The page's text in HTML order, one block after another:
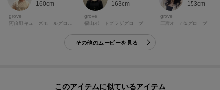
160cm
grove
163cm
grove
福山ポートプラザグローブ
153cm
grove
三宮オーパ2グローブ
その他のムービーを見る
このアイテムに似ているアイテム